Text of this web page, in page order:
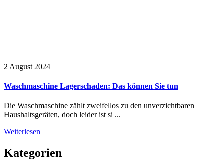
2 August 2024
Waschmaschine Lagerschaden: Das können Sie tun
Die Waschmaschine zählt zweifellos zu den unverzichtbaren
Haushaltsgeräten, doch leider ist si ...
Weiterlesen
Kategorien